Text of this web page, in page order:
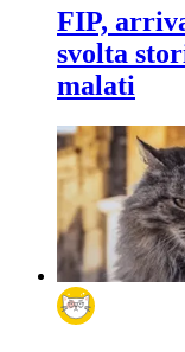
FIP,
svolta
malati